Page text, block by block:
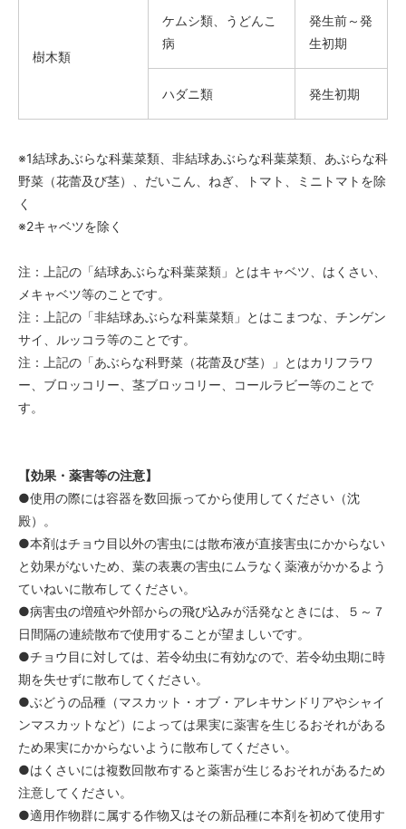
樹木類
ケムシ類、うどんこ
病
発生前～発
生初期
ハダニ類 発生初期
※1結球あぶらな科葉菜類、非結球あぶらな科葉菜類、あぶらな科
野菜（花蕾及び茎）、だいこん、ねぎ、トマト、ミニトマトを除
く
※2キャベツを除く
注：上記の「結球あぶらな科葉菜類」とはキャベツ、はくさい、
メキャベツ等のことです。
注：上記の「非結球あぶらな科葉菜類」とはこまつな、チンゲン
サイ、ルッコラ等のことです。
注：上記の「あぶらな科野菜（花蕾及び茎）」とはカリフラワ
ー、ブロッコリー、茎ブロッコリー、コールラビー等のことで
す。
【効果・薬害等の注意】
●使用の際には容器を数回振ってから使用してください（沈
殿）。
●本剤はチョウ目以外の害虫には散布液が直接害虫にかからない
と効果がないため、葉の表裏の害虫にムラなく薬液がかかるよう
ていねいに散布してください。
●病害虫の増殖や外部からの飛び込みが活発なときには、５～７
日間隔の連続散布で使用することが望ましいです。
●チョウ目に対しては、若令幼虫に有効なので、若令幼虫期に時
期を失せずに散布してください。
●ぶどうの品種（マスカット・オブ・アレキサンドリアやシャイ
ンマスカットなど）によっては果実に薬害を生じるおそれがある
ため果実にかからないように散布してください。
●はくさいには複数回散布すると薬害が生じるおそれがあるため
注意してください。
●適用作物群に属する作物又はその新品種に本剤を初めて使用す